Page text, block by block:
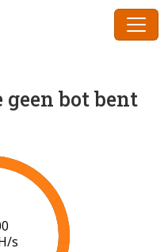
bot bent
s